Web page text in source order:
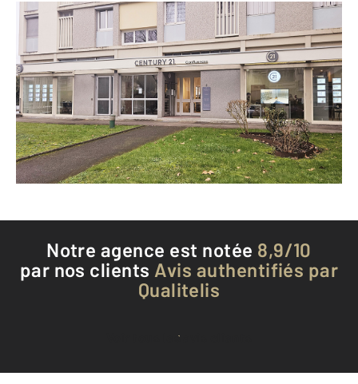
CENTURY 21 Confluences
8 boulevard Pierre de Coubertin
NEVERS - 58000
Envoyer un message
Téléphoner à l'agence
Notre agence est notée 8,9/10
par nos clients Avis authentifiés par
Qualitelis
Voir tous les avis clients